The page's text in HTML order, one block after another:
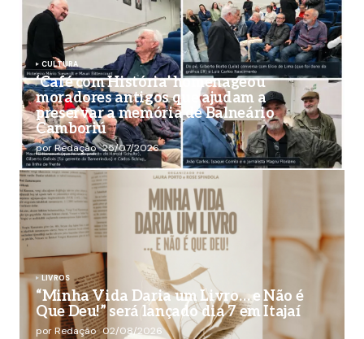
CULTURA
‘Café com História’ homenageou
moradores antigos que ajudam a
preservar a memória de Balneário
Camboriú
por Redação 25/07/2026
LIVROS
“Minha Vida Daria um Livro… e Não é
Que Deu!” será lançado dia 7 em Itajaí
por Redação 02/08/2026